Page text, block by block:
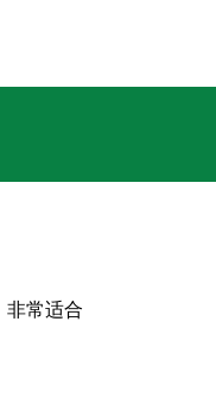
非常适合